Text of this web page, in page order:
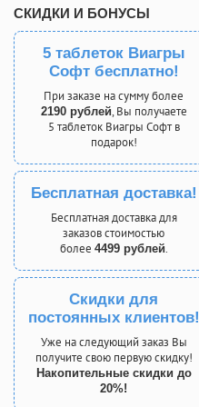
СКИДКИ И БОНУСЫ
5 таблеток Виагры
Софт бесплатно!
При заказе на сумму более
2190 рублей, Вы получаете
5 таблеток Виагры Софт в
подарок!
Бесплатная доставка!
Бесплатная доставка для
заказов стоимостью
более 4499 рублей.
Скидки для
постоянных клиентов!
Уже на следующий заказ Вы
получите свою первую скидку!
Накопительные скидки до
20%!